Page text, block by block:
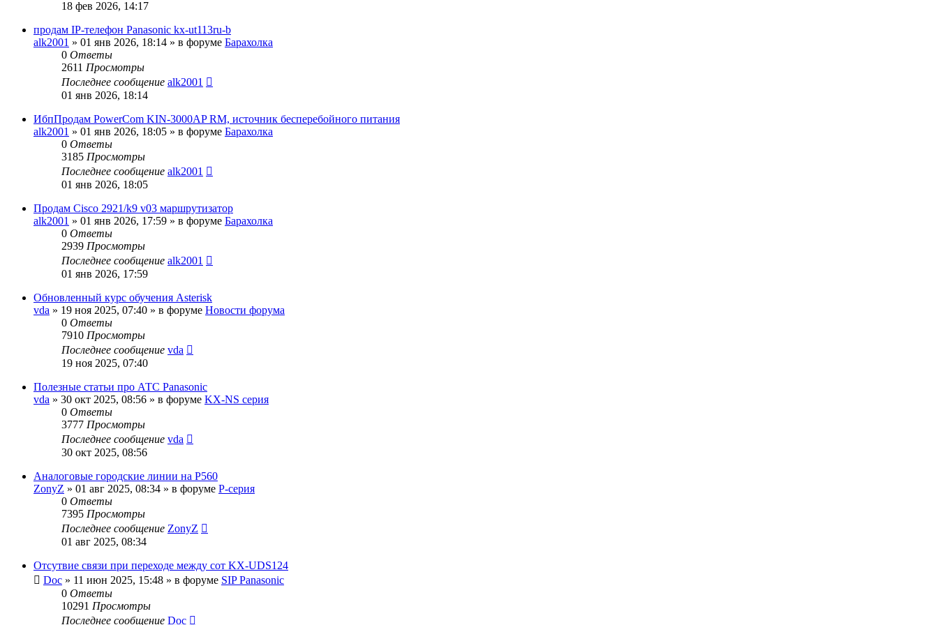
18 фев 2026, 14:17
продам IP-телефон Panasonic kx-ut113ru-b
alk2001 » 01 янв 2026, 18:14 » в форуме Барахолка
0 Ответы
2611 Просмотры
Последнее сообщение alk2001
01 янв 2026, 18:14
ИбпПродам PowerCom KIN-3000AP RM, источник бесперебойного питания
alk2001 » 01 янв 2026, 18:05 » в форуме Барахолка
0 Ответы
3185 Просмотры
Последнее сообщение alk2001
01 янв 2026, 18:05
Продам Cisco 2921/k9 v03 маршрутизатор
alk2001 » 01 янв 2026, 17:59 » в форуме Барахолка
0 Ответы
2939 Просмотры
Последнее сообщение alk2001
01 янв 2026, 17:59
Обновленный курс обучения Asterisk
vda » 19 ноя 2025, 07:40 » в форуме Новости форума
0 Ответы
7910 Просмотры
Последнее сообщение vda
19 ноя 2025, 07:40
Полезные статьи про АТС Panasonic
vda » 30 окт 2025, 08:56 » в форуме KX-NS серия
0 Ответы
3777 Просмотры
Последнее сообщение vda
30 окт 2025, 08:56
Аналоговые городские линии на P560
ZonyZ » 01 авг 2025, 08:34 » в форуме P-серия
0 Ответы
7395 Просмотры
Последнее сообщение ZonyZ
01 авг 2025, 08:34
Отсутвие связи при переходе между сот KX-UDS124
Doc » 11 июн 2025, 15:48 » в форуме SIP Panasonic
0 Ответы
10291 Просмотры
Последнее сообщение Doc